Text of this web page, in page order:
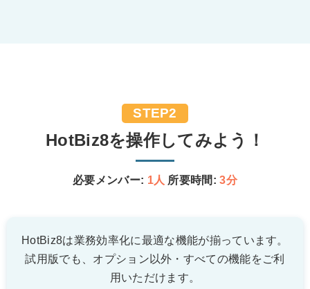
STEP2
HotBiz8を操作してみよう！
必要メンバー: 1人 所要時間:3分
HotBiz8は業務効率化に最適な機能が揃っています。
試用版でも、オプション以外・すべての機能をご利
用いただけます。